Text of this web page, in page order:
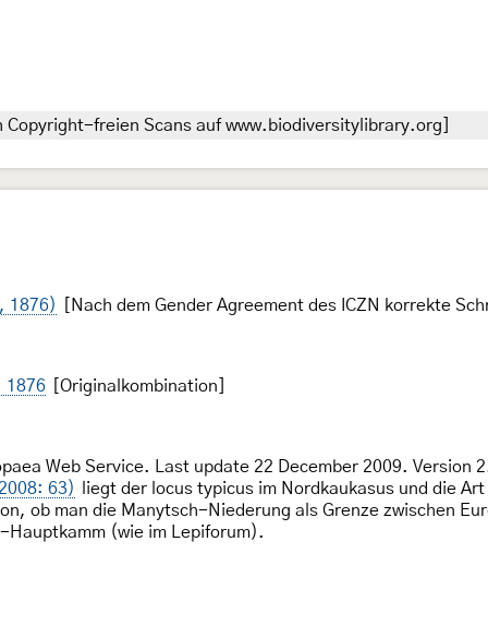
Copyright-freien Scans auf www.biodiversitylibrary.org]
1876) [Nach dem Gender Agreement des ICZN korrekte
1876 [Originalkombination]
Web Service. Last update 22 December 2009.
63)
liegt der locus typicus im Nordkaukasus und die
ob man die Manytsch-Niederung als Grenze zwischen
Hauptkamm (wie im Lepiforum).